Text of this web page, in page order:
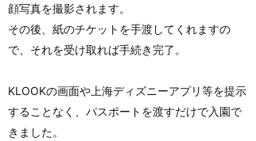
顔写真を撮影されます。
その後、紙のチケットを手渡してくれますの
で、それを受け取れば手続き完了。
KLOOKの画面や上海ディズニーアプリ等を提示
することなく、パスポートを渡すだけで入園で
きました。